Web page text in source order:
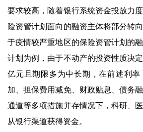
要求较高，随着银行系统资金投放力
险资管计划面向的融资主体将部分转
于疫情较严重地区的保险资管计划的
计划为例，由于不动产的投资性质决
亿元且期限多为中长期，在前述利
加、担保费用减免、财政贴息、债务
通道等多项措施并存情况下，科研、
从银行渠道获得资金。